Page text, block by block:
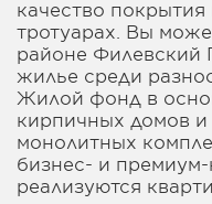
качество
тротуарах. Вы
районе Филевский
жилье среди
Жилой фонд в
кирпичных домов и
монолитных
бизнес- и премиум-
реализуются